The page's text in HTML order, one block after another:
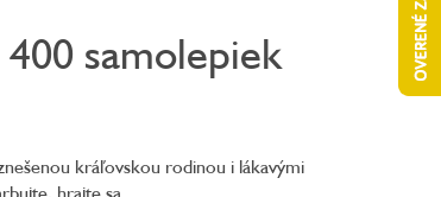
samolepiek
kráľovskou rodinou i lákavými
hrajte sa.